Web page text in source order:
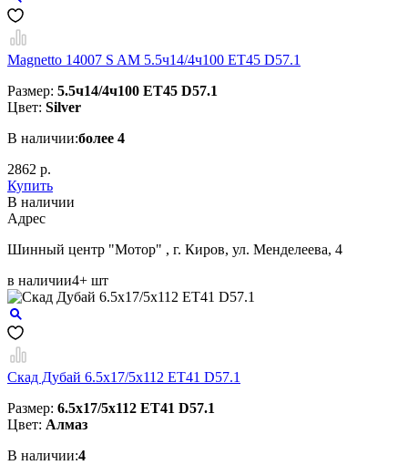
Magnetto 14007 S AM 5.5ч14/4ч100 ET45 D57.1
Размер: 5.5ч14/4ч100 ET45 D57.1
Цвет: Silver
В наличии:более 4
2862 р.
Купить
В наличии
Aдрес
Шинный центр "Мотор" , г. Киров, ул. Менделеева, 4
в наличии4+ шт
Скад Дубай 6.5x17/5x112 ET41 D57.1
Размер: 6.5x17/5x112 ET41 D57.1
Цвет: Алмаз
В наличии:4